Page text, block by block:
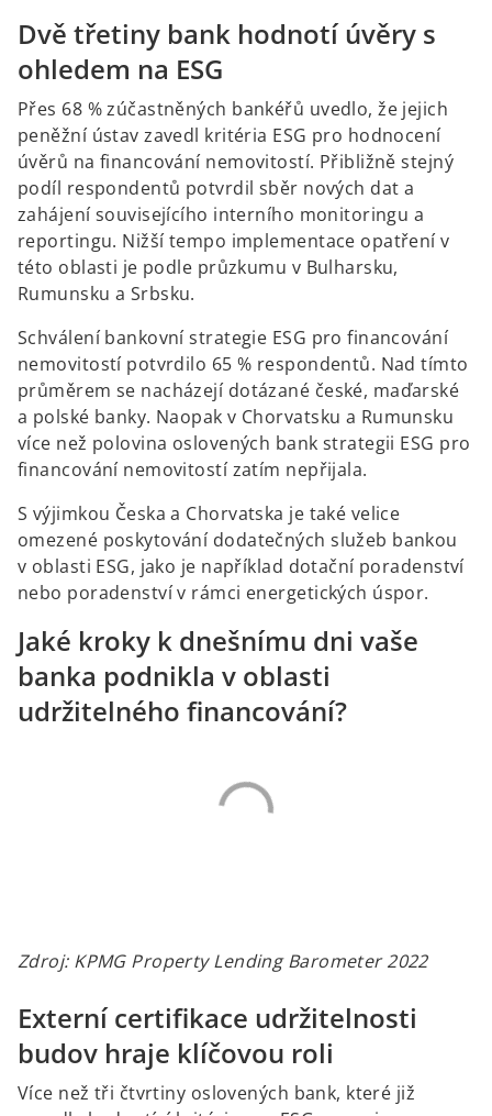
Dvě třetiny bank hodnotí úvěry s
ohledem na ESG
Přes 68 % zúčastněných bankéřů uvedlo, že jejich
peněžní ústav zavedl kritéria ESG pro hodnocení
úvěrů na financování nemovitostí. Přibližně stejný
podíl respondentů potvrdil sběr nových dat a
zahájení souvisejícího interního monitoringu a
reportingu. Nižší tempo implementace opatření v
této oblasti je podle průzkumu v Bulharsku,
Rumunsku a Srbsku.
Schválení bankovní strategie ESG pro financování
nemovitostí potvrdilo 65 % respondentů. Nad tímto
průměrem se nacházejí dotázané české, maďarské
a polské banky. Naopak v Chorvatsku a Rumunsku
více než polovina oslovených bank strategii ESG pro
financování nemovitostí zatím nepřijala.
S výjimkou Česka a Chorvatska je také velice
omezené poskytování dodatečných služeb bankou
v oblasti ESG, jako je například dotační poradenství
nebo poradenství v rámci energetických úspor.
Jaké kroky k dnešnímu dni vaše
banka podnikla v oblasti
udržitelného financování?
Zdroj: KPMG Property Lending Barometer 2022
Externí certifikace udržitelnosti
budov hraje klíčovou roli
Více než tři čtvrtiny oslovených bank, které již